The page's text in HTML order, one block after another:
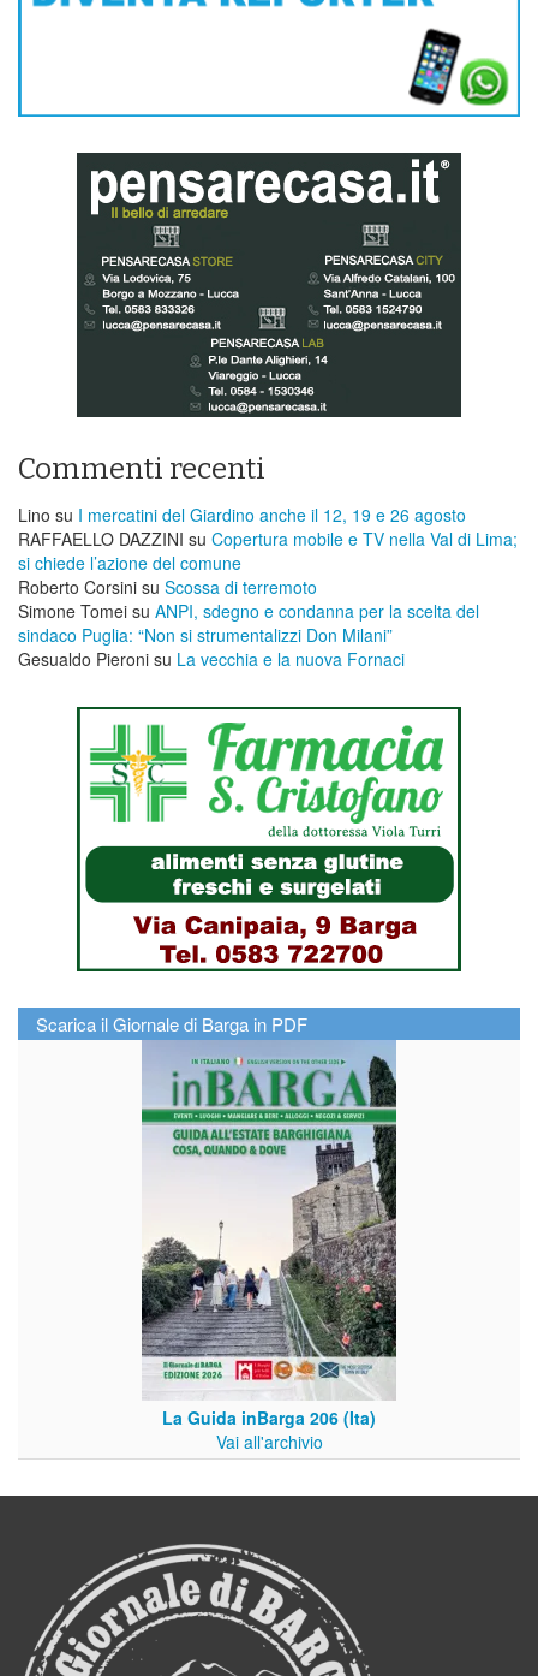
Commenti recenti
Lino su I mercatini del Giardino anche il 12, 19 e 26 agosto
RAFFAELLO DAZZINI su ​Copertura mobile e TV nella Val di Lima;
si chiede l’azione del comune
Roberto Corsini su Scossa di terremoto
Simone Tomei su ANPI, sdegno e condanna per la scelta del
sindaco Puglia: “Non si strumentalizzi Don Milani”
Gesualdo Pieroni su La vecchia e la nuova Fornaci
Scarica il Giornale di Barga in PDF
La Guida inBarga 206 (Ita)
Vai all'archivio